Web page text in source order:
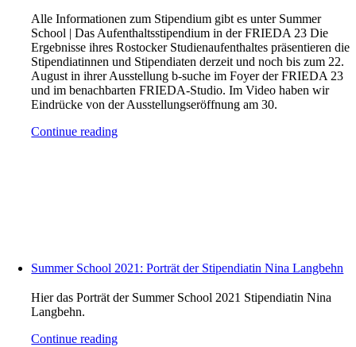
Alle Informationen zum Stipendium gibt es unter Summer
School | Das Aufenthaltsstipendium in der FRIEDA 23 Die
Ergebnisse ihres Rostocker Studienaufenthaltes präsentieren die
Stipendiatinnen und Stipendiaten derzeit und noch bis zum 22.
August in ihrer Ausstellung b-suche im Foyer der FRIEDA 23
und im benachbarten FRIEDA-Studio. Im Video haben wir
Eindrücke von der Ausstellungseröffnung am 30.
Continue reading
Summer School 2021: Porträt der Stipendiatin Nina Langbehn
Hier das Porträt der Summer School 2021 Stipendiatin Nina
Langbehn.
Continue reading